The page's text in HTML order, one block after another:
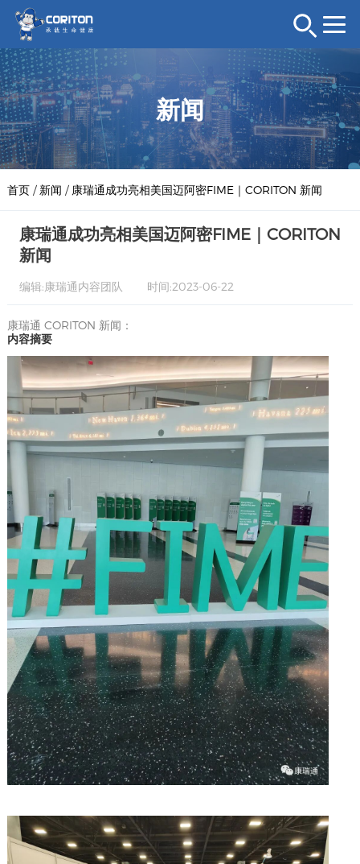
新闻
首页/ 新闻 / 康瑞通成功亮相美国迈阿密FIME｜CORITON 新闻
康瑞通成功亮相美国迈阿密FIME｜CORITON
新闻
编辑:康瑞通内容团队 时间:2023-06-22
康瑞通 CORITON 新闻：​​​​​​​​​​
内容摘要